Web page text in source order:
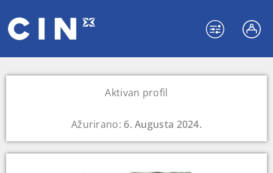
Aktivan profil
Ažurirano: 6. Augusta 2024.